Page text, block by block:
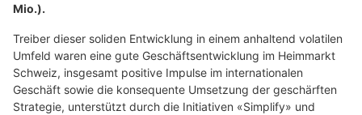
Mio.).
Treiber dieser soliden Entwicklung in einem anhaltend volatilen
Umfeld waren eine gute Geschäftsentwicklung im Heimmarkt
Schweiz, insgesamt positive Impulse im internationalen
Geschäft sowie die konsequente Umsetzung der geschärften
Strategie, unterstützt durch die Initiativen «Simplify» und